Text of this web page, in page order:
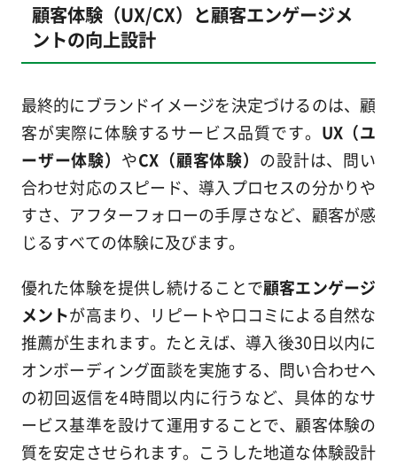
顧客体験（UX/CX）と顧客エンゲージメ
ントの向上設計
最終的にブランドイメージを決定づけるのは、顧
客が実際に体験するサービス品質です。 UX（ユ
ーザー体験） やCX（顧客体験） の設計は、問い
合わせ対応のスピード、導入プロセスの分かりや
すさ、アフターフォローの手厚さなど、顧客が感
じるすべての体験に及びます。
優れた体験を提供し続けることで顧客エンゲージ
メントが高まり、リピートや口コミによる自然な
推薦が生まれます。たとえば、導入後30日以内に
オンボーディング面談を実施する、問い合わせへ
の初回返信を4時間以内に行うなど、具体的なサ
ービス基準を設けて運用することで、顧客体験の
質を安定させられます。こうした地道な体験設計